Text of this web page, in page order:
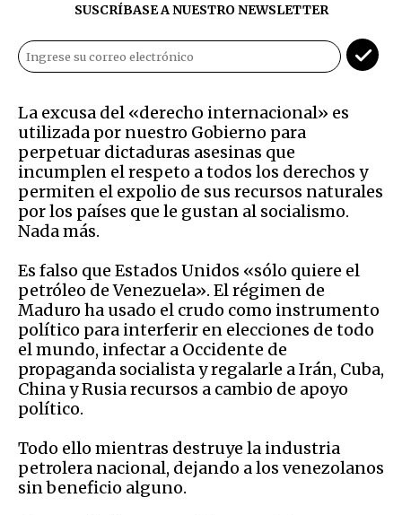
SUSCRÍBASE A NUESTRO NEWSLETTER
La excusa del «derecho internacional» es
utilizada por nuestro Gobierno para
perpetuar dictaduras asesinas que
incumplen el respeto a todos los derechos y
permiten el expolio de sus recursos naturales
por los países que le gustan al socialismo.
Nada más.
Es falso que Estados Unidos «sólo quiere el
petróleo de Venezuela». El régimen de
Maduro ha usado el crudo como instrumento
político para interferir en elecciones de todo
el mundo, infectar a Occidente de
propaganda socialista y regalarle a Irán, Cuba,
China y Rusia recursos a cambio de apoyo
político.
Todo ello mientras destruye la industria
petrolera nacional, dejando a los venezolanos
sin beneficio alguno.